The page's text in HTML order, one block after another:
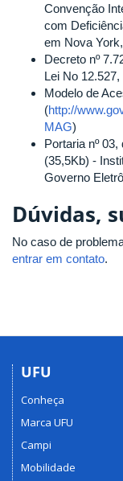
Convenção
com
em Nova
Decreto nº
Lei No
Modelo de
(http://
MAG)
Portaria nº
(35,5Kb) -
Governo
Dúvidas,
No caso de
entrar em contato.
UFU
Conheça
Marca UFU
Campi
Mobilidade